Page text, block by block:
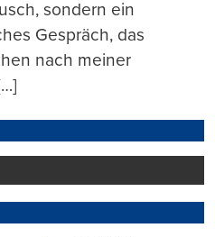
sondern ein
Gespräch, das
nach meiner